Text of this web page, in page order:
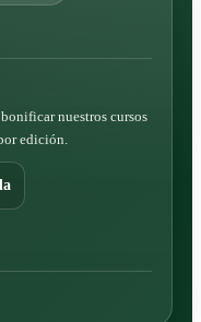
nuestros cursos
edición.